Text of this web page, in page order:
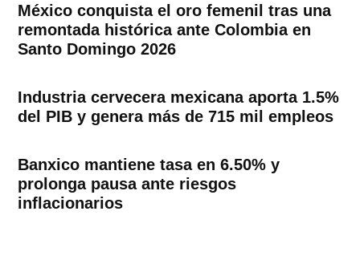
México conquista el oro femenil tras una
remontada histórica ante Colombia en
Santo Domingo 2026
Industria cervecera mexicana aporta 1.5%
del PIB y genera más de 715 mil empleos
Banxico mantiene tasa en 6.50% y
prolonga pausa ante riesgos
inflacionarios